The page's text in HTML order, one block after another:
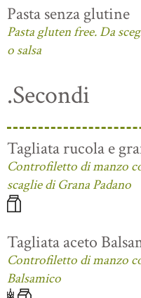
Pasta senza glutine
Pasta gluten free. Da
o salsa
.Secondi
Tagliata rucola e
Controfiletto di manzo
scaglie di Grana Padano
Tagliata aceto
Controfiletto di manzo
Balsamico